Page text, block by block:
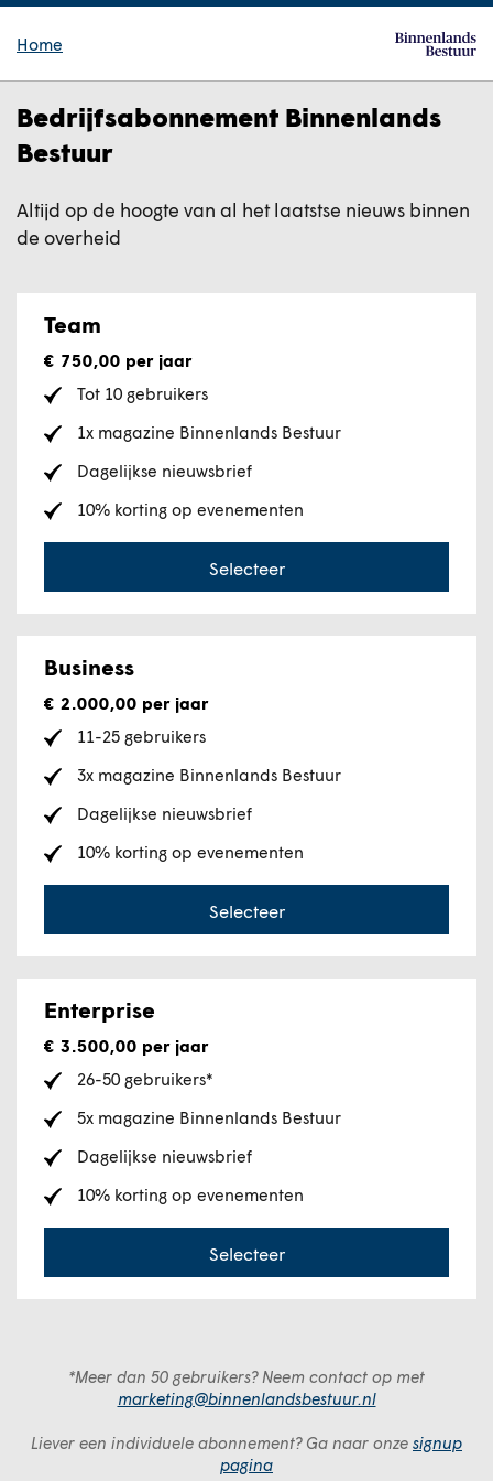
Home
Bedrijfsabonnement Binnenlands
Bestuur
Altijd op de hoogte van al het laatstse nieuws binnen
de overheid
Team
€ 750,00 per jaar
Tot 10 gebruikers
1x magazine Binnenlands Bestuur
Dagelijkse nieuwsbrief
10% korting op evenementen
Selecteer
Business
€ 2.000,00 per jaar
11-25 gebruikers
3x magazine Binnenlands Bestuur
Dagelijkse nieuwsbrief
10% korting op evenementen
Selecteer
Enterprise
€ 3.500,00 per jaar
26-50 gebruikers*
5x magazine Binnenlands Bestuur
Dagelijkse nieuwsbrief
10% korting op evenementen
Selecteer
*Meer dan 50 gebruikers? Neem contact op met
marketing@binnenlandsbestuur.nl
Liever een individuele abonnement? Ga naar onze signup
pagina